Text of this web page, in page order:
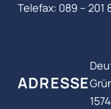
ADRESSE
Telefax: 089 – 201